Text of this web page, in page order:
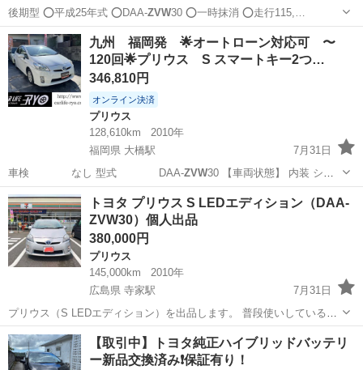
後期型 ⭕️平成25年式 ⭕️DAA-ZVW 30 ⭕️一時抹消 ⭕️走行115,…
福岡 行橋市 新田原駅 プリウス
九州 福岡発 🌟オートローン対応可 〜
120回🌟プリウス S スマートキー2つ…
346,810円
オンライン決済
プリウス
128,610km
2010年
福岡県 大橋駅
7月31日
車検 なし 型式 DAA-ZVW30 【車両状態】 内装 シー
トスレな…
福岡 福岡市 大橋駅 プリウス
トヨタ プリウス S LEDエディション（DAA-
ZVW30）個人出品
380,000円
プリウス
145,000km
2010年
広島県 寺家駅
7月31日
プリウス（S LEDエディション）を出品します。 普段使いしているた
め、現在の走行距離は約145,000kmですが、今後少しずつ伸びます。
【主な内容】 ・修復歴なし ・車検：令和10年2月まで有効 ・ドライ
ブ...
広島 東広島市 寺家駅 プリウス ZVW
【取引中】トヨタ純正ハイブリッドバッテリ
ー新品交換済み❗️保証有り！